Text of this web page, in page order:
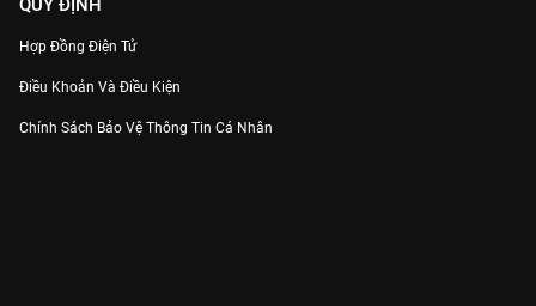
QUY ĐỊNH
Hợp Đồng Điện Tử
Điều Khoản Và Điều Kiện
Chính Sách Bảo Vệ Thông Tin Cá Nhân